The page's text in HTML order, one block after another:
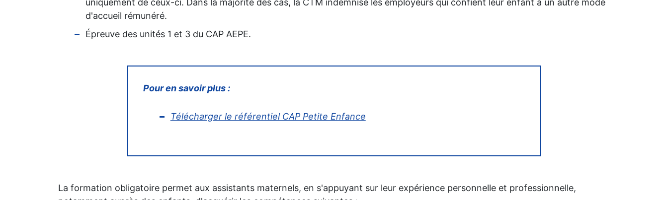
uniquement de ceux-ci. Dans la majorité des cas, la CTM indemnise les employeurs qui confient leur enfant à un autre mode
d'accueil rémunéré.
Épreuve des unités 1 et 3 du CAP AEPE.
Pour en savoir plus :
Télécharger le référentiel CAP Petite Enfance
La formation obligatoire permet aux assistants maternels, en s'appuyant sur leur expérience personnelle et professionnelle,